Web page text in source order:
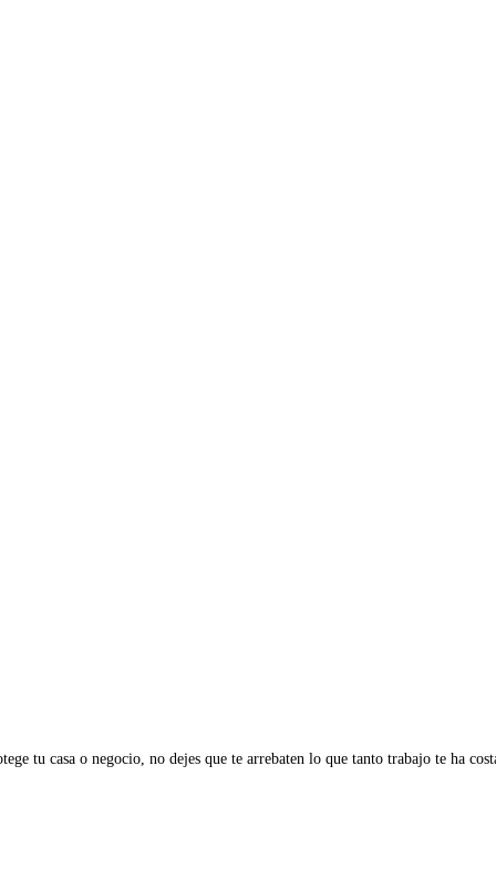
tu casa o negocio, no dejes que te arrebaten lo que tanto trabajo te ha